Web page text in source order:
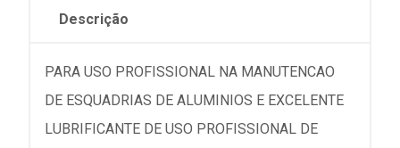
Descrição
PARA USO PROFISSIONAL NA MANUTENCAO
DE ESQUADRIAS DE ALUMINIOS E EXCELENTE
LUBRIFICANTE DE USO PROFISSIONAL DE